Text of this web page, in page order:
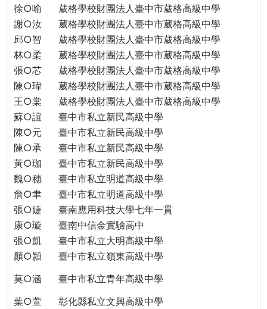
徐○喻
葳格學校財團法人臺中市葳格高級中學
謝○汝
葳格學校財團法人臺中市葳格高級中學
邱○智
葳格學校財團法人臺中市葳格高級中學
林○柔
葳格學校財團法人臺中市葳格高級中學
張○芯
葳格學校財團法人臺中市葳格高級中學
陳○瑋
葳格學校財團法人臺中市葳格高級中學
王○棠
葳格學校財團法人臺中市葳格高級中學
蘇○誼
臺中市私立新民高級中學
陳○元
臺中市私立新民高級中學
陳○承
臺中市私立新民高級中學
黃○珈
臺中市私立新民高級中學
魏○穗
臺中市私立明道高級中學
詹○聿
臺中市私立明道高級中學
張○婕
臺南應用科技大學七年一貫
康○璇
臺南中信金實驗高中
張○凱
臺中市私立大明高級中學
顏○潁
臺中市私立嶺東高級中學
莫○涵
臺中市私立青年高級中學
葉○萱
彰化縣私立文興高級中學